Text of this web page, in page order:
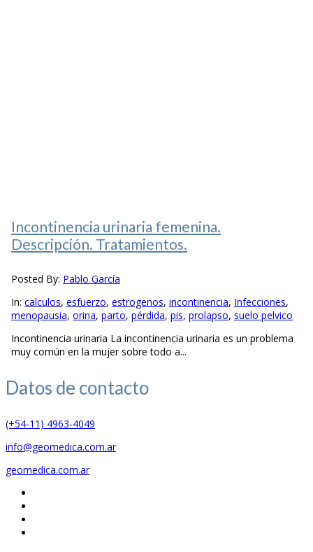
Incontinencia urinaria femenina.
Descripción. Tratamientos.
Posted By: Pablo García
In: calculos, esfuerzo, estrogenos, incontinencia, Infecciones,
menopausia, orina, parto, pérdida, pis, prolapso, suelo pelvico
Incontinencia urinaria La incontinencia urinaria es un problema
muy común en la mujer sobre todo a...
Datos de contacto
(+54-11) 4963-4049
info@geomedica.com.ar
geomedica.com.ar